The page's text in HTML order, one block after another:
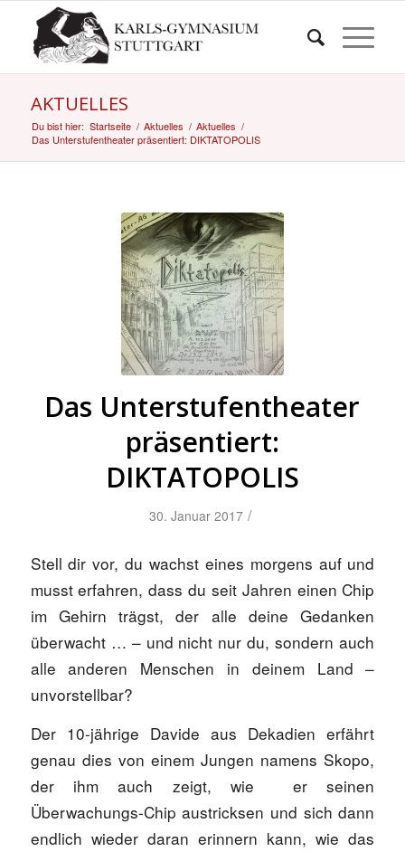
AKTUELLES
Du bist hier: Startseite / Aktuelles / Aktuelles /
Das Unterstufentheater präsentiert: DIKTATOPOLIS
Das Unterstufentheater
präsentiert:
DIKTATOPOLIS
30. Januar 2017 /
Stell dir vor, du wachst eines morgens auf und
musst erfahren, dass du seit Jahren einen Chip
im Gehirn trägst, der alle deine Gedanken
überwacht … – und nicht nur du, sondern auch
alle anderen Menschen in deinem Land –
unvorstellbar?
Der 10-jährige Davide aus Dekadien erfährt
genau dies von einem Jungen namens Skopo,
der ihm auch zeigt, wie er seinen
Überwachungs-Chip austricksen und sich dann
endlich wieder daran erinnern kann, wie das